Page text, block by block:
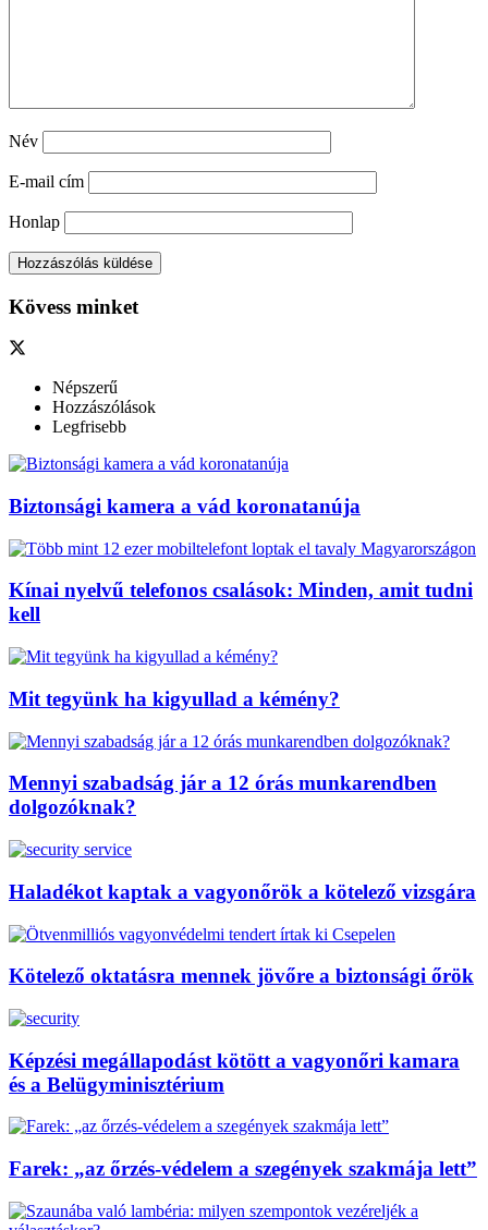
Név
E-mail cím
Honlap
Kövess minket
Népszerű
Hozzászólások
Legfrisebb
Biztonsági kamera a vád koronatanúja
Kínai nyelvű telefonos csalások: Minden, amit tudni
kell
Mit tegyünk ha kigyullad a kémény?
Mennyi szabadság jár a 12 órás munkarendben
dolgozóknak?
Haladékot kaptak a vagyonőrök a kötelező vizsgára
Kötelező oktatásra mennek jövőre a biztonsági őrök
Képzési megállapodást kötött a vagyonőri kamara
és a Belügyminisztérium
Farek: „az őrzés-védelem a szegények szakmája lett”